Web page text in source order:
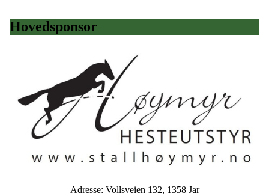
Hovedsponsor
Adresse: Vollsveien 132, 1358 Jar